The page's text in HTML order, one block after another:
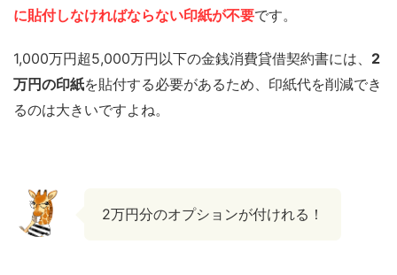
に貼付しなければならない印紙が不要です。
1,000万円超5,000万円以下の金銭消費貸借契約書には、 2
万円の印紙を貼付する必要があるため、印紙代を削減でき
るのは大きいですよね。
2万円分のオプションが付けれる！